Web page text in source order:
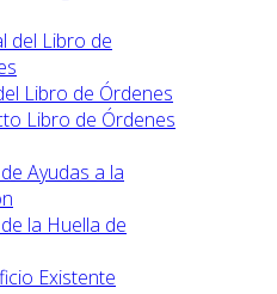
del Libro de
Libro de Órdenes
Libro de Órdenes
Ayudas a la
la Huella de
Existente